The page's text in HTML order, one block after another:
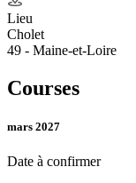
Lieu
Cholet
49 - Maine-et-Loire
Courses
mars 2027
Date à confirmer